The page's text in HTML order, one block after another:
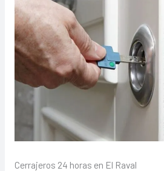
Cerrajeros 24 horas en El Raval